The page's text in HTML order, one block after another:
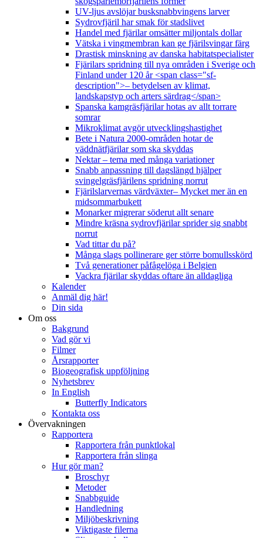
UV-ljus avslöjar busksnabbvingens larver
Sydrovfjäril har smak för stadslivet
Handel med fjärilar omsätter miljontals dollar
Vätska i vingmembran kan ge fjärilsvingar färg
Drastisk minskning av danska habitatspecialister
Fjärilars spridning till nya områden i Sverige och
Finland under 120 år <span class="sf-
description">– betydelsen av klimat,
landskapstyp och arters särdrag</span>
Spanska kamgräsfjärilar hotas av allt torrare
somrar
Mikroklimat avgör utvecklingshastighet
Bete i Natura 2000-områden hotar de
väddnätfjärilar som ska skyddas
Nektar – tema med många variationer
Snabb anpassning till dagslängd hjälper
svingelgräsfjärilens spridning norrut
Fjärilslarvernas värdväxter– Mycket mer än en
midsommarbukett
Monarker migrerar söderut allt senare
Mindre kräsna sydrovfjärilar sprider sig snabbt
norrut
Vad tittar du på?
Många slags pollinerare ger större bomullsskörd
Två generationer påfågelöga i Belgien
Vackra fjärilar skyddas oftare än alldagliga
Kalender
Anmäl dig här!
Din sida
Om oss
Bakgrund
Vad gör vi
Filmer
Årsrapporter
Biogeografisk uppföljning
Nyhetsbrev
In English
Butterfly Indicators
Kontakta oss
Övervakningen
Rapportera
Rapportera från punktlokal
Rapportera från slinga
Hur gör man?
Broschyr
Metoder
Snabbguide
Handledning
Miljöbeskrivning
Viktigaste filerna